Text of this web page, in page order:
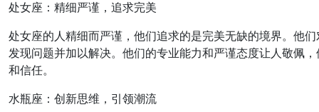
处女座：精细严谨，追求完美
处女座的人精细而严谨，他们追求的是完美无缺的境界。他
发现问题并加以解决。他们的专业能力和严谨态度让人敬佩
和信任。
水瓶座：创新思维，引领潮流